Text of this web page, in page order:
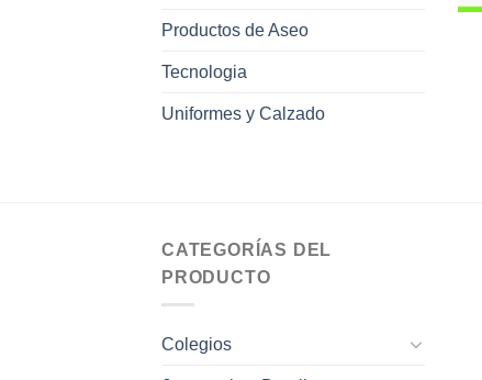
Productos de Aseo
Tecnologia
Uniformes y Calzado
CATEGORÍAS DEL
PRODUCTO
Colegios